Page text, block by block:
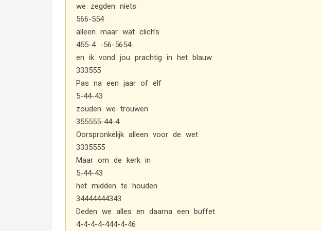
we zegden niets
566-554
alleen maar wat clich’s
455-4 -56-5654
en ik vond jou prachtig in het blauw
333555
Pas na een jaar of elf
5-44-43
zouden we trouwen
355555-44-4
Oorspronkelijk alleen voor de wet
3335555
Maar om de kerk in
5-44-43
het midden te houden
34444444343
Deden we alles en daarna een buffet
4-4-4-4-444-4-46